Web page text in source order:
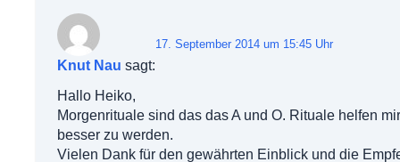
Knut Nau sagt:
17. September 2014 um 15:45 Uhr
Hallo Heiko,
Morgenrituale sind das das A und O. Rituale helfen
besser zu werden.
Vielen Dank für den gewährten Einblick und die